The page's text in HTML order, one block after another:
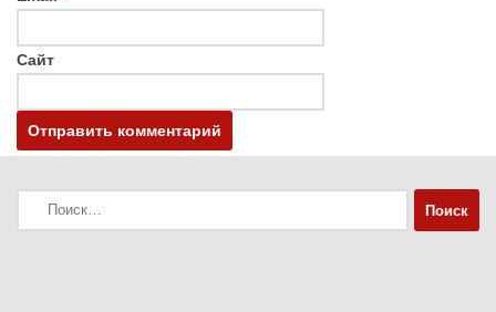
Сайт
Найти: